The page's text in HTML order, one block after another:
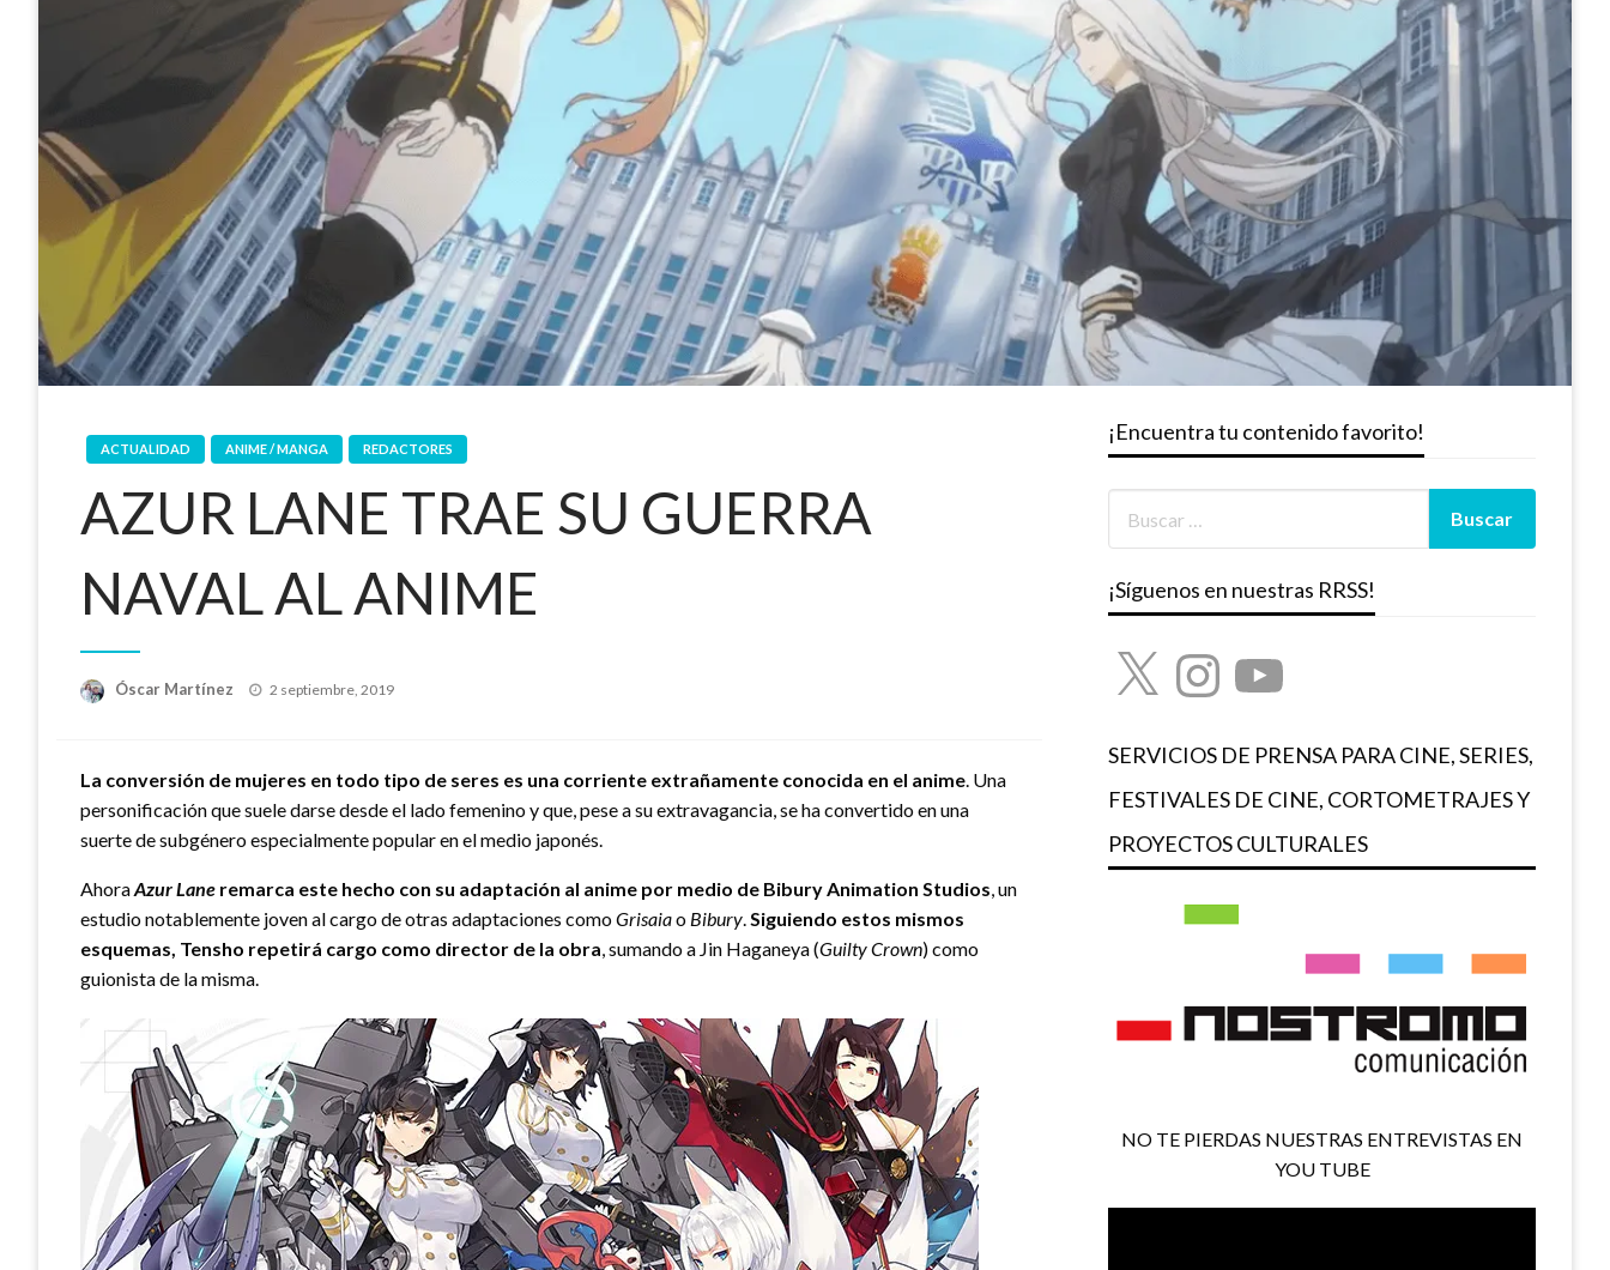
ACTUALIDAD ANIME / MANGA REDACTORES
AZUR LANE TRAE SU GUERRA
NAVAL AL ANIME
Óscar Martínez
Publicado
2 septiembre, 2019
La conversión de mujeres en todo tipo de seres es una corriente extrañamente conocida en el anime. Una
personificación que suele darse desde el lado femenino y que, pese a su extravagancia, se ha convertido en una
suerte de subgénero especialmente popular en el medio japonés.
AhoraAzur Lane remarca este hecho con su adaptación al anime por medio de Bibury Animation Studios, un
estudio notablemente joven al cargo de otras adaptaciones comoGrisaiao Bibury.Siguiendo estos mismos
esquemas, Tensho repetirá cargo como director de la obra, sumando a Jin Haganeya (Guilty Crown) como
guionista de la misma.
¡Encuentra tu contenido favorito!
¡Síguenos en nuestras RRSS!
X InstagramYouTube
SERVICIOS DE PRENSA PARA CINE, SERIES,
FESTIVALES DE CINE, CORTOMETRAJES Y
PROYECTOS CULTURALES
NO TE PIERDAS NUESTRAS ENTREVISTAS EN
YOU TUBE